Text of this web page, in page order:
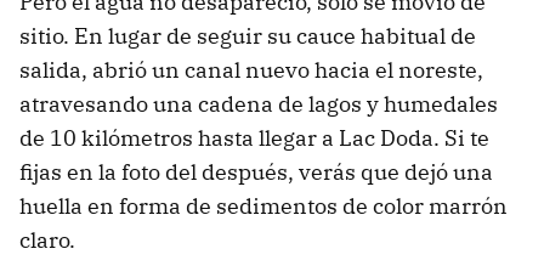
sitio. En lugar de seguir su cauce habitual de
salida, abrió un canal nuevo hacia el noreste,
atravesando una cadena de lagos y humedales
de 10 kilómetros hasta llegar a Lac Doda. Si te
fijas en la foto del después, verás que dejó una
huella en forma de sedimentos de color marrón
claro.